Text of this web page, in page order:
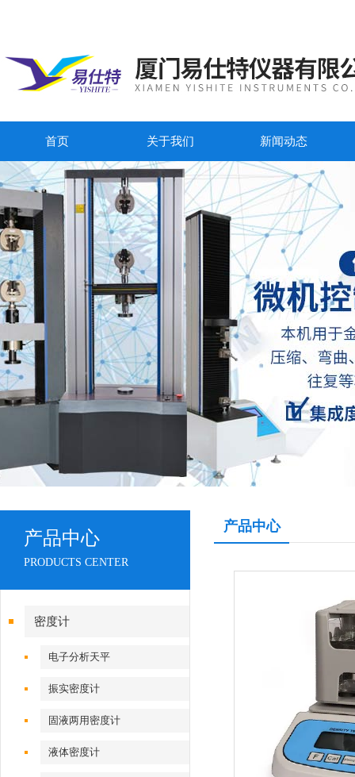
首页 关于我们 新闻动态
产品中心
PRODUCTS CENTER
密度计
电子分析天平
振实密度计
固液两用密度计
液体密度计
产品中心